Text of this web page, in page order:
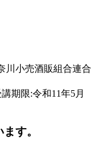
川小売酒販組合連合
期限:令和11年5月
す。